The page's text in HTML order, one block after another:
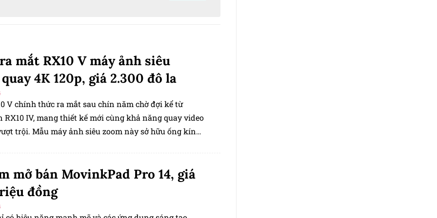
mắt RX10 V máy ảnh siêu
4K 120p, giá 2.300 đô la
V chính thức ra mắt sau chín năm chờ đợi kể từ
RX10 IV, mang thiết kế mới cùng khả năng quay video
trội. Mẫu máy ảnh siêu zoom này sở hữu ống kính
kỹ trước khi xuống tiền.
mở bán MovinkPad Pro 14, giá
đồng